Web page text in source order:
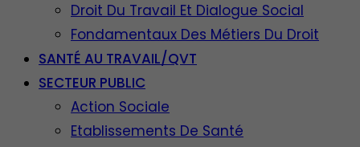
Droit Du Travail Et Dialogue Social
Fondamentaux Des Métiers Du Droit
SANTÉ AU TRAVAIL/QVT
SECTEUR PUBLIC
Action Sociale
Etablissements De Santé